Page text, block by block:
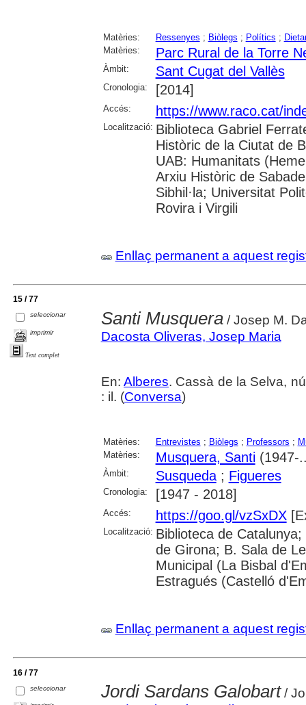
Matèries: Ressenyes ; Biòlegs ; Polítics ;
Matèries:
Parc Rural de la Torre
Àmbit: Sant Cugat del Vallès
Cronologia: [2014]
Accés: https://www.raco.cat/
Localització: Biblioteca Gabriel
Històric de la Ciutat de
UAB: Humanitats
Arxiu Històric de
Sibhil·la; Universitat
Rovira i Virgili
Enllaç permanent a aquest
15 / 77
seleccionar
imprimir
Text complet
Santi Musquera/ Josep M.
Dacosta Oliveras, Josep Maria
En: Alberes. Cassà de la Selva,
: il. (Conversa)
Matèries: Entrevistes ; Biòlegs ; Professors ;
Matèries:
Musquera, Santi(1947-
Àmbit: Susqueda; Figueres
Cronologia: [1947 - 2018]
Accés: https://goo.gl/vzSxDX
Localització: Biblioteca de
de Girona; B. Sala de
Municipal (La Bisbal
Estragués (Castelló
Enllaç permanent a aquest
16 / 77
seleccionar Jordi Sardans Galobart/